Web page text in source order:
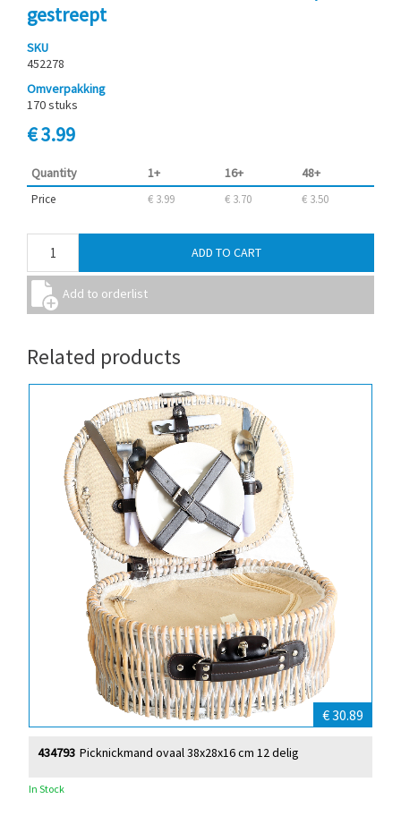
gestreept
SKU
452278
Omverpakking
170 stuks
€ 3.99
Quantity 1+ 16+ 48+
Price € 3.99 € 3.70 € 3.50
Related products
€ 30.89
Picknickmand ovaal 38x28x16 cm 12 delig
434793
In Stock